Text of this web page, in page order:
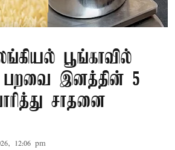
பூங்காவில்
இனத்தின் 5
சாதனை
12:06 pm